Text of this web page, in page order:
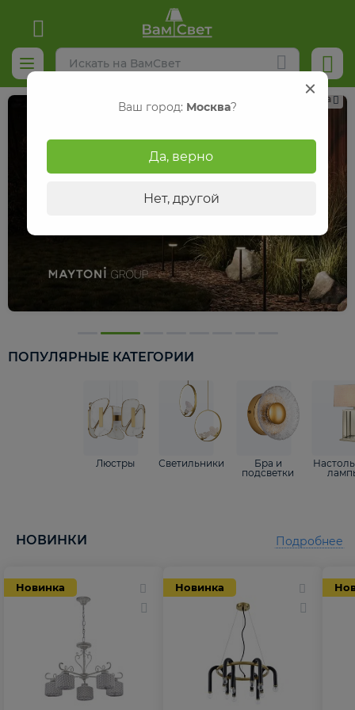
Реклама
ПОПУЛЯРНЫЕ КАТЕГОРИИ
Люстры Светильники
Бра и
подсветки
НОВИНКИ
Новинка Новинка
Подробнее
Ваш город: Москва?
Да, верно
Нет, другой